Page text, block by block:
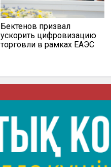
Бектенов призвал
ускорить цифровизацию
торговли в рамках ЕАЭС